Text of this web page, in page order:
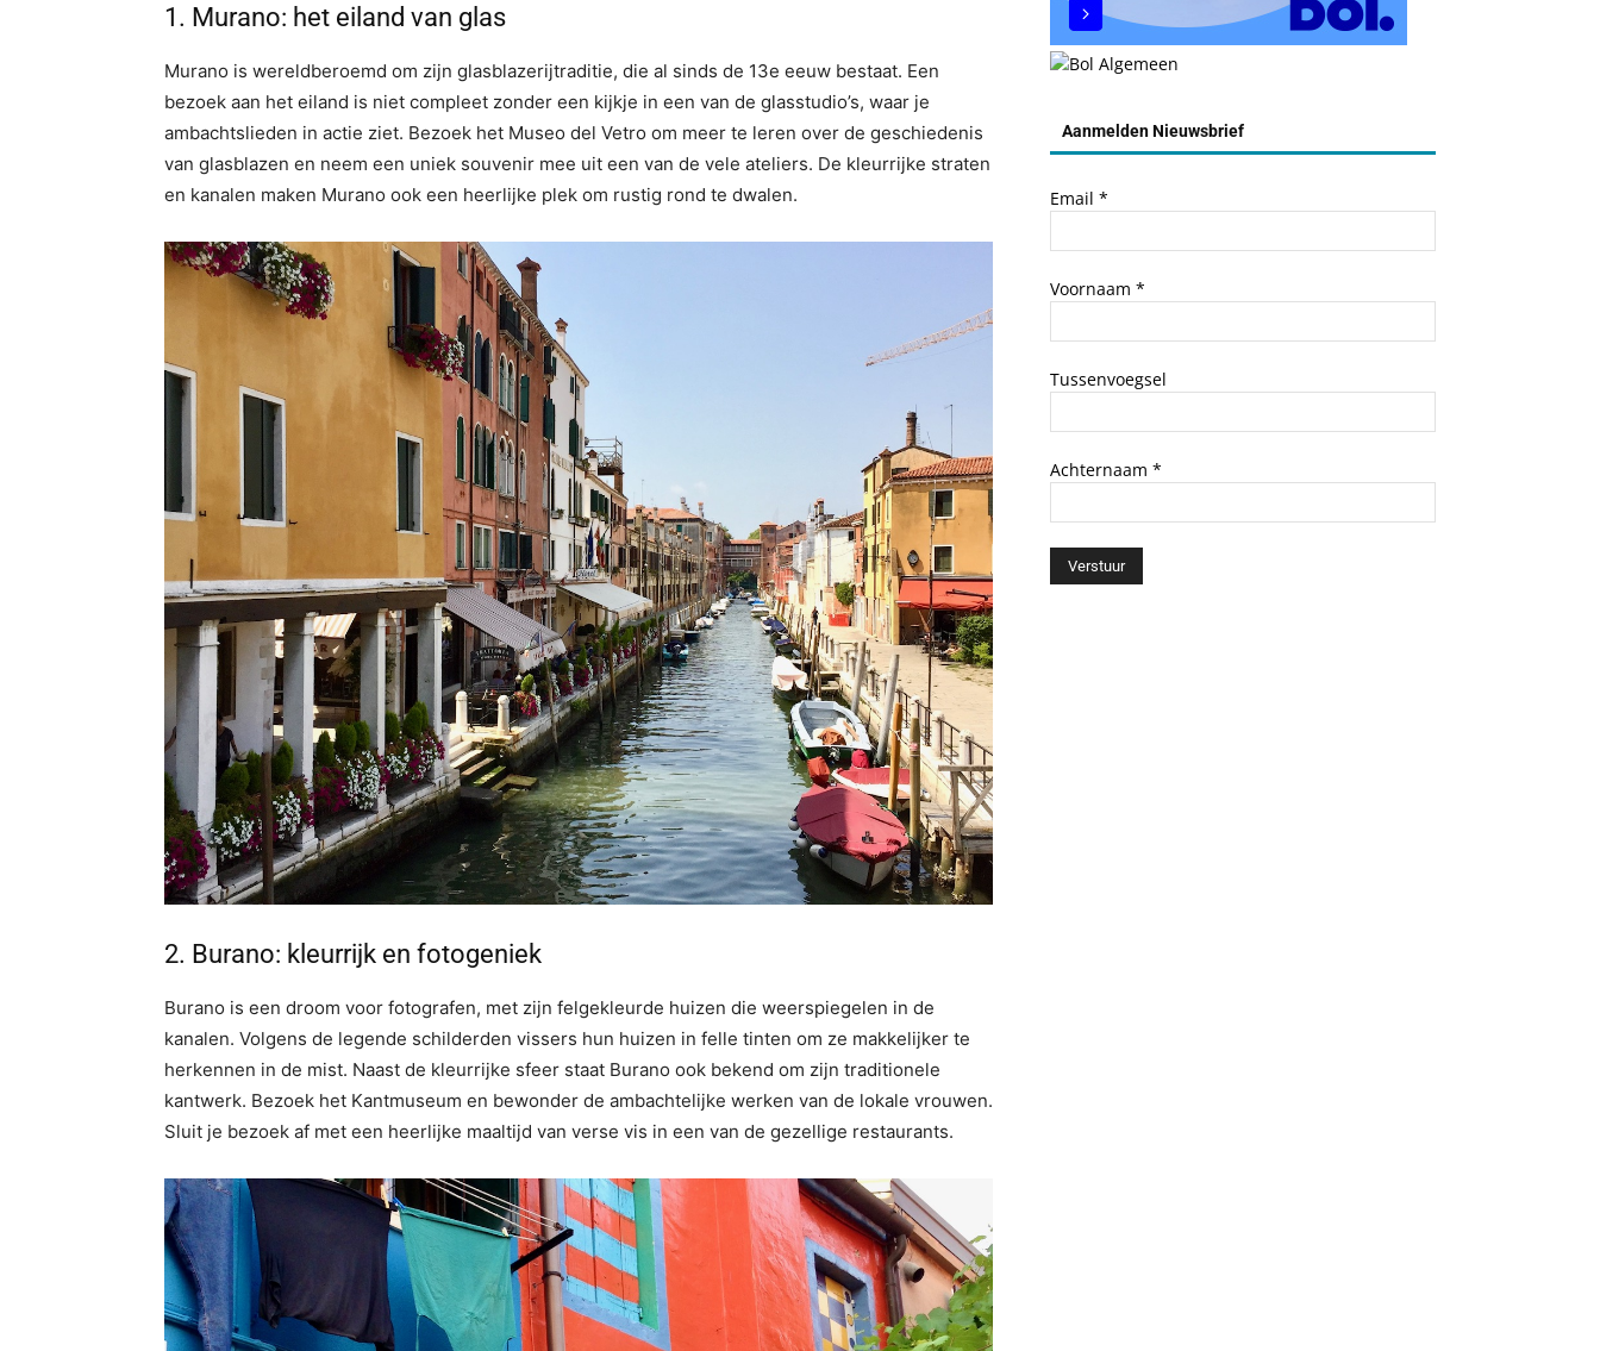
1.⁠ ⁠Murano: het eiland van glas
Murano is wereldberoemd om zijn glasblazerijtraditie, die al sinds de 13e eeuw bestaat. Een
bezoek aan het eiland is niet compleet zonder een kijkje in een van de glasstudio’s, waar je
ambachtslieden in actie ziet. Bezoek het Museo del Vetro om meer te leren over de geschiedenis
van glasblazen en neem een uniek souvenir mee uit een van de vele ateliers. De kleurrijke straten
en kanalen maken Murano ook een heerlijke plek om rustig rond te dwalen.
2.⁠ ⁠Burano: kleurrijk en fotogeniek
Burano is een droom voor fotografen, met zijn felgekleurde huizen die weerspiegelen in de
kanalen. Volgens de legende schilderden vissers hun huizen in felle tinten om ze makkelijker te
herkennen in de mist. Naast de kleurrijke sfeer staat Burano ook bekend om zijn traditionele
kantwerk. Bezoek het Kantmuseum en bewonder de ambachtelijke werken van de lokale vrouwen.
Sluit je bezoek af met een heerlijke maaltijd van verse vis in een van de gezellige restaurants.
Aanmelden Nieuwsbrief
Email *
Voornaam *
Tussenvoegsel
Achternaam *